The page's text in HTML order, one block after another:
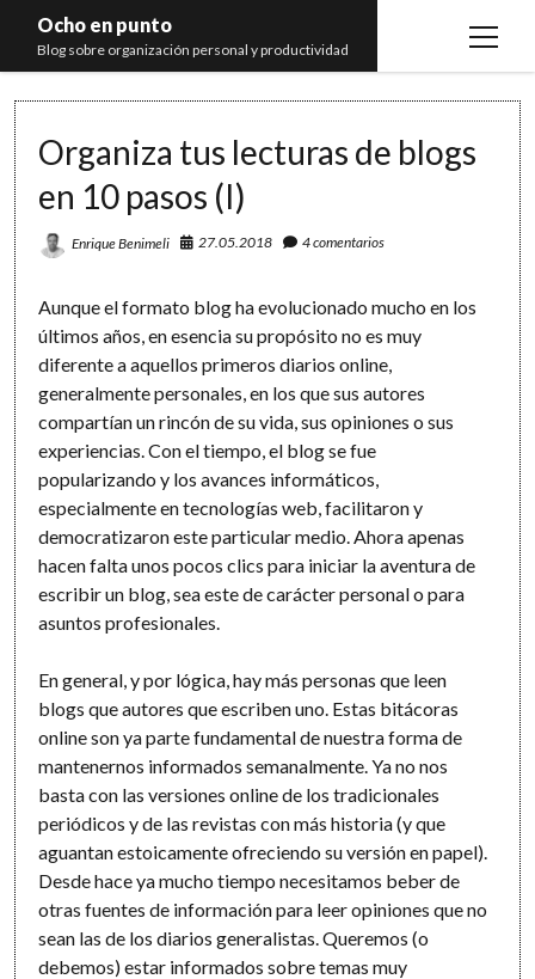
Ocho en punto
Blog sobre organización personal y productividad
open
Libros
Recomendaciones
Organiza tus lecturas de blogs
en 10 pasos (I)
Enrique Benimeli 27.05.2018 4 comentarios
Aunque el formato blog ha evolucionado mucho en los
últimos años, en esencia su propósito no es muy
diferente a aquellos primeros diarios online,
generalmente personales, en los que sus autores
compartían un rincón de su vida, sus opiniones o sus
experiencias. Con el tiempo, el blog se fue
popularizando y los avances informáticos,
especialmente en tecnologías web, facilitaron y
democratizaron este particular medio. Ahora apenas
hacen falta unos pocos clics para iniciar la aventura de
escribir un blog, sea este de carácter personal o para
asuntos profesionales.
En general, y por lógica, hay más personas que leen
blogs que autores que escriben uno. Estas bitácoras
online son ya parte fundamental de nuestra forma de
mantenernos informados semanalmente. Ya no nos
basta con las versiones online de los tradicionales
periódicos y de las revistas con más historia (y que
aguantan estoicamente ofreciendo su versión en papel).
Desde hace ya mucho tiempo necesitamos beber de
otras fuentes de información para leer opiniones que no
sean las de los diarios generalistas. Queremos (o
debemos) estar informados sobre temas muy